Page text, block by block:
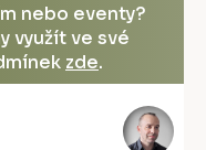
nebo eventy?
využít ve své
zde.